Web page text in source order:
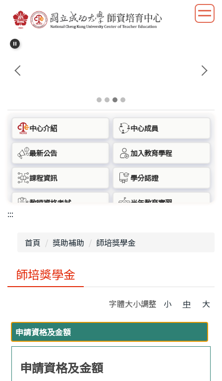
要
中心介紹 中心成員
最新公告 加入教育學程
課程資訊 學分認證
教師資格考試 半年教育實習
師培法規
:::
首頁 獎助補助 師培獎學金
師培獎學金
字體大小調整 小 中 大
申請資格及金額
申請資格及金額